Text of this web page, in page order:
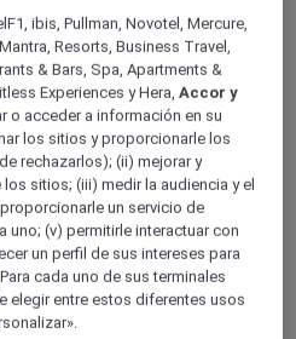
ibis, Pullman, Novotel, Mercure,
Resorts, Business Travel,
& Bars, Spa, Apartments &
Experiences y Hera,Accor y
o acceder a información en su
los sitios y proporcionarle los
rechazarlos); (ii) mejorar y
sitios; (iii) medir la audiencia y el
un servicio de
uno; (v) permitirle interactuar con
un perfil de sus intereses para
cada uno de sus terminales
elegir entre estos diferentes usos